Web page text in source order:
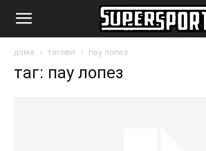
SuperSport.mk
дома тагови пау лопез
таг: пау лопез